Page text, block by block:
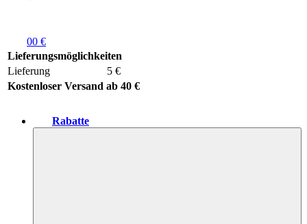
00 €
Lieferungsmöglichkeiten
Lieferung
5 €
Kostenloser Versand ab 40 €
Rabatte